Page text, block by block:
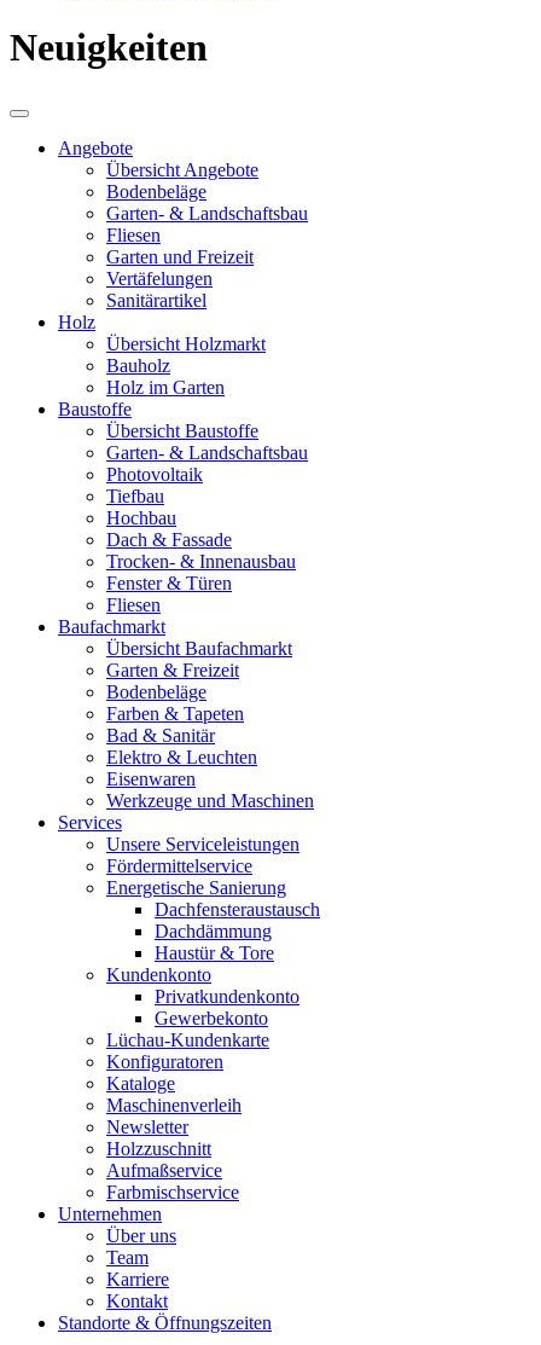
Neuigkeiten
Angebote
Übersicht Angebote
Bodenbeläge
Garten- & Landschaftsbau
Fliesen
Garten und Freizeit
Vertäfelungen
Sanitärartikel
Holz
Übersicht Holzmarkt
Bauholz
Holz im Garten
Baustoffe
Übersicht Baustoffe
Garten- & Landschaftsbau
Photovoltaik
Tiefbau
Hochbau
Dach & Fassade
Trocken- & Innenausbau
Fenster & Türen
Fliesen
Baufachmarkt
Übersicht Baufachmarkt
Garten & Freizeit
Bodenbeläge
Farben & Tapeten
Bad & Sanitär
Elektro & Leuchten
Eisenwaren
Werkzeuge und Maschinen
Services
Unsere Serviceleistungen
Fördermittelservice
Energetische Sanierung
Dachfensteraustausch
Dachdämmung
Haustür & Tore
Kundenkonto
Privatkundenkonto
Gewerbekonto
Lüchau-Kundenkarte
Konfiguratoren
Kataloge
Maschinenverleih
Newsletter
Holzzuschnitt
Aufmaßservice
Farbmischservice
Unternehmen
Über uns
Team
Karriere
Kontakt
Standorte & Öffnungszeiten